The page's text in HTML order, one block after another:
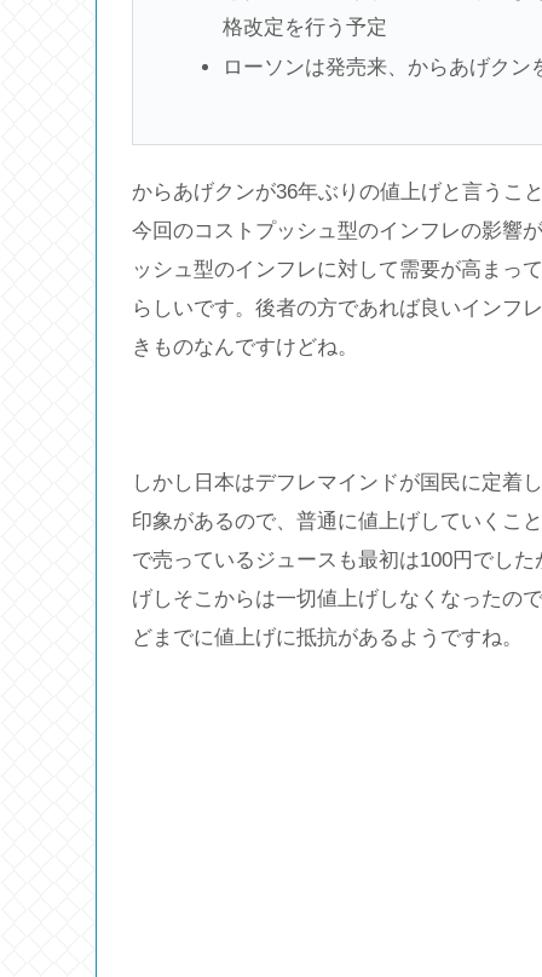
格改定を行う予定
ローソンは発売来、からあげクン
からあげクンが36年ぶりの値上げと言うこ
今回のコストプッシュ型のインフレの影響
ッシュ型のインフレに対して需要が高まっ
らしいです。後者の方であれば良いインフ
きものなんですけどね。
しかし日本はデフレマインドが国民に定着
印象があるので、普通に値上げしていくこ
で売っているジュースも最初は100円でし
げしそこからは一切値上げしなくなったの
どまでに値上げに抵抗があるようですね。